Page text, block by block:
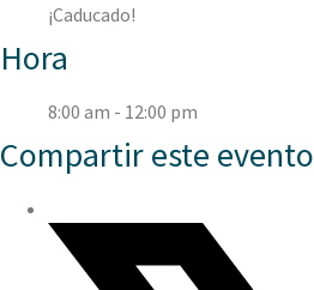
¡Caducado!
Hora
8:00 am - 12:00 pm
Compartir este evento